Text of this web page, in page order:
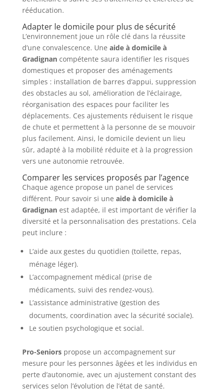
rééducation.
Adapter le domicile pour plus de sécurité
L’environnement joue un rôle clé dans la réussite
d’une convalescence. Une aide à domicile à
Gradignancompétente saura identifier les risques
domestiques et proposer des aménagements
simples : installation de barres d’appui, suppression
des obstacles au sol, amélioration de l’éclairage,
réorganisation des espaces pour faciliter les
déplacements. Ces ajustements réduisent le risque
de chute et permettent à la personne de se mouvoir
plus facilement. Ainsi, le domicile devient un lieu
sûr, adapté à la mobilité réduite et à la progression
vers une autonomie retrouvée.
Comparer les services proposés par l’agence
Chaque agence propose un panel de services
différent. Pour savoir si une aide à domicile à
Gradignanest adaptée, il est important de vérifier la
diversité et la personnalisation des prestations. Cela
peut inclure :
L’aide aux gestes du quotidien (toilette, repas,
ménage léger).
L’accompagnement médical (prise de
médicaments, suivi des rendez-vous).
L’assistance administrative (gestion des
documents, coordination avec la sécurité sociale).
Le soutien psychologique et social.
Pro-Seniorspropose un accompagnement sur
mesure pour les personnes âgées et les individus en
perte d’autonomie, avec un ajustement constant des
services selon l’évolution de l’état de santé.